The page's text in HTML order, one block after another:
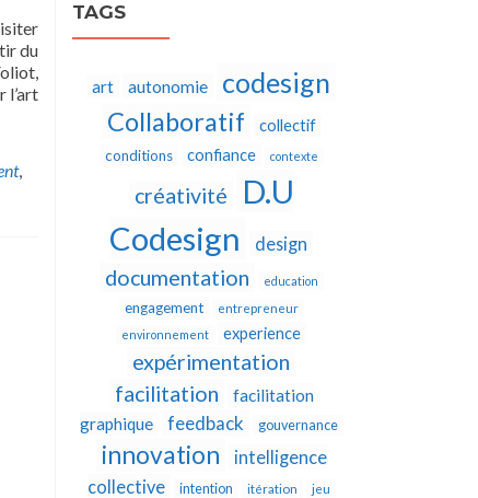
du
l’art
,
TAGS
art autonomie codesign
Collaboratif collectif
conditions confiance contexte
créativité
D.U
Codesign
design
documentation education
engagement
entrepreneur
environnement
experience
expérimentation
facilitation
facilitation
graphique
feedback gouvernance
innovation
intelligence
collective
intention itération jeu